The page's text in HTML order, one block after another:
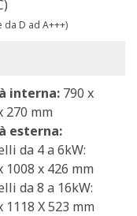
al
da D ad A+++)
interna: 790 x
270 mm
esterna:
da 4 a 6kW:
1008 x 426 mm
da 8 a 16kW:
1118 X 523 mm